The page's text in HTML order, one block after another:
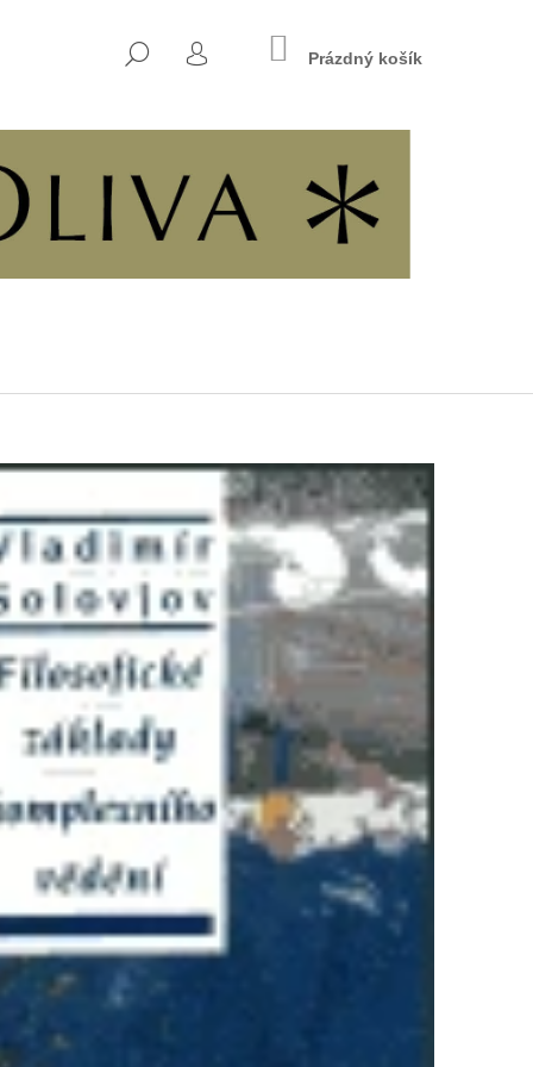
HLEDAT
PŘIHLÁŠENÍ
NÁKUPNÍ
KOŠÍK
Prázdný košík
SVOBODY A
ÚTISKU